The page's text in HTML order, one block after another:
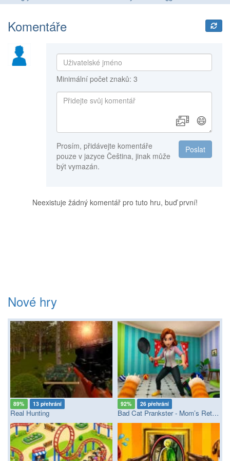
Komentáře
Minimální počet znaků: 3
😄
Poslat
Prosím, přidávejte komentáře
pouze v jazyce Čeština, jinak může
být vymazán.
Neexistuje žádný komentář pro tuto hru, buď první!
Nové hry
89% 13 přehrání
Real Hunting
92% 26 přehrání
Bad Cat Prankster - Mom’s Return